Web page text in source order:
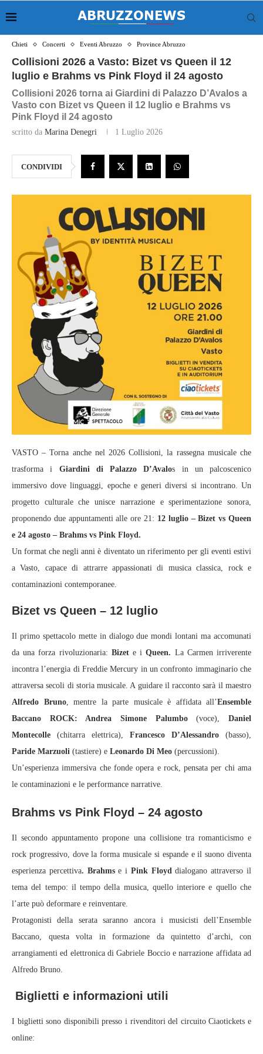
Chieti Concerti Eventi Abruzzo Province Abruzzo
Collisioni 2026 a Vasto: Bizet vs Queen il 12
luglio e Brahms vs Pink Floyd il 24 agosto
Collisioni 2026 torna ai Giardini di Palazzo D’Avalos a
Vasto con Bizet vs Queen il 12 luglio e Brahms vs
Pink Floyd il 24 agosto
scritto da Marina Denegri 1 Luglio 2026
CONDIVIDI
VASTO – Torna anche nel 2026 Collisioni, la rassegna musicale che
trasforma i Giardini di Palazzo D’Avalos in un palcoscenico
immersivo dove linguaggi, epoche e generi diversi si incontrano. Un
progetto culturale che unisce narrazione e sperimentazione sonora,
proponendo due appuntamenti alle ore 21: 12 luglio – Bizet vs Queen
e 24 agosto – Brahms vs Pink Floyd.
Un format che negli anni è diventato un riferimento per gli eventi estivi
a Vasto, capace di attrarre appassionati di musica classica, rock e
contaminazioni contemporanee.
Bizet vs Queen – 12 luglio
Il primo spettacolo mette in dialogo due mondi lontani ma accomunati
da una forza rivoluzionaria: Bizete iQueen. La Carmen irriverente
incontra l’energia di Freddie Mercury in un confronto immaginario che
attraversa secoli di storia musicale. A guidare il racconto sarà il maestro
Alfredo Bruno, mentre la parte musicale è affidata all’Ensemble
Baccano ROCK: Andrea Simone Palumbo(voce),Daniel
Montecolle (chitarra elettrica), Francesco D’Alessandro (basso),
Paride Marzuoli (tastiere) e Leonardo Di Meo (percussioni).
Un’esperienza immersiva che fonde opera e rock, pensata per chi ama
le contaminazioni e le performance narrative.
Brahms vs Pink Floyd – 24 agosto
Il secondo appuntamento propone una collisione tra romanticismo e
rock progressivo, dove la forma musicale si espande e il suono diventa
esperienza percettiva. Brahmse i Pink Floyddialogano attraverso il
tema del tempo: il tempo della musica, quello interiore e quello che
l’arte può deformare e reinventare.
Protagonisti della serata saranno ancora i musicisti dell’Ensemble
Baccano, questa volta in formazione da quintetto d’archi, con
arrangiamenti ed elettronica di Gabriele Boccio e narrazione affidata ad
Alfredo Bruno.
Biglietti e informazioni utili
I biglietti sono disponibili presso i rivenditori del circuito Ciaotickets e
online: